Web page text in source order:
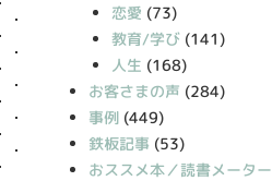
恋愛 (73)
教育/学び(141)
人生 (168)
お客さまの声 (284)
事例 (449)
鉄板記事 (53)
おススメ本／読書メーター